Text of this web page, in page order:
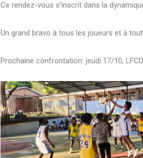
Ce rendez-vous s'inscrit dans la
Un grand bravo à tous les joueurs et à
Prochaine confrontation: jeudi 17/10,